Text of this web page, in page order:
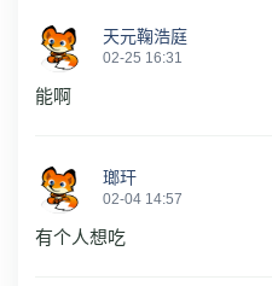
天元鞠浩庭
02-25 16:31
能啊
瑯玕
02-04 14:57
有个人想吃